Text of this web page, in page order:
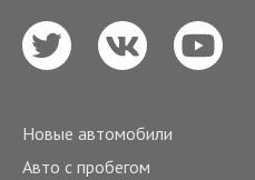
Новые автомобили
Авто с пробегом